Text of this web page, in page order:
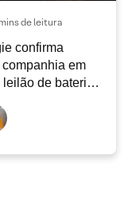
de leitura
confirma
em
de baterias
07/08